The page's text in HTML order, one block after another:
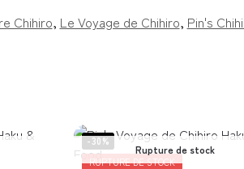
Chihiro, Le Voyage de Chihiro, Pin's
-30%
RUPTURE DE STOCK
Rupture de stock